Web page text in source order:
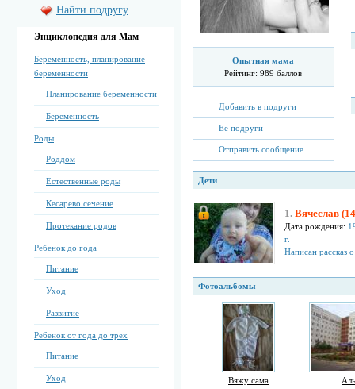
Найти подругу
Энциклопедия для Мам
Беременность, планирование
беременности
Планирование беременности
Беременность
Роды
Роддом
Естественные роды
Кесарево сечение
Протекание родов
Ребенок до года
Питание
Уход
Развитие
Ребенок от года до трех
Питание
Уход
Опытная мама
Рейтинг: 989 баллов
Добавить в подруги
Ее подруги
Отправить сообщение
Дети
1. Вячеслав
Дата рождения:
г.
Написан рассказ
Фотоальбомы
Вяжу сама